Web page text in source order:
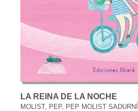
LA REINA DE LA NOCHE
MOLIST, PEP, PEP MOLIST SADURNÍ